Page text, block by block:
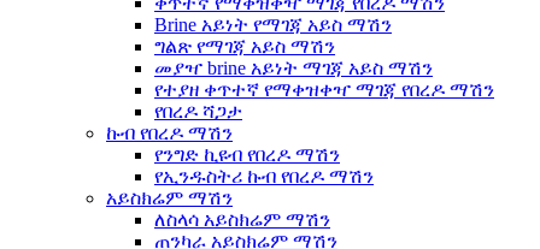
Brine አይነት የማገጃ አይስ ማሽን
ግልጽ የማገጃ አይስ ማሽን
መያዣ brine አይነት ማገጃ አይስ ማሽን
የተያዘ ቀጥተኛ የማቀዝቀዣ ማገጃ የበረዶ ማሽን
የበረዶ ሻጋታ
ኩብ የበረዶ ማሽን
የንግድ ኪዩብ የበረዶ ማሽን
የኢንዱስትሪ ኩብ የበረዶ ማሽን
አይስክሬም ማሽን
ለስላሳ አይስክሬም ማሽን
ጠንካራ አይስክሬም ማሽን